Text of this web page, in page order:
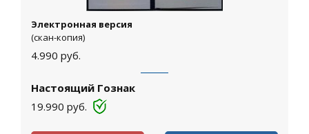
Электронная версия
(скан-копия)
4.990 руб.
Настоящий Гознак
19.990 руб.